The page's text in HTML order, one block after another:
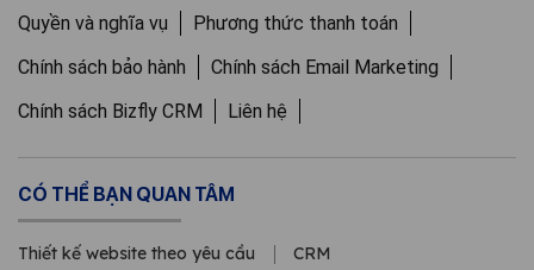
Quyền và nghĩa vụ
Phương thức thanh toán
Chính sách bảo hành
Chính sách Email Marketing
Chính sách Bizfly CRM
Liên hệ
CÓ THỂ BẠN QUAN TÂM
Thiết kế website theo yêu cầu CRM